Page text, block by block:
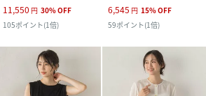
11,550 円 30%OFF
105ポイント(1倍)
6,545 円 15%OFF
59ポイント(1倍)